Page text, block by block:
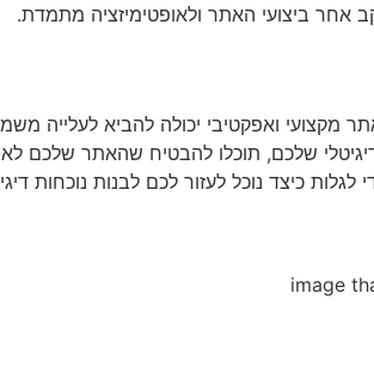
אחר ביצועי האתר ולאופטימיזציה מתמדת.
מקצועי ואפקטיבי יכולה להביא לעלייה
שלכם, תוכלו להבטיח שהאתר שלכם
לגלות כיצד נוכל לעזור לכם לבנות נוכחות